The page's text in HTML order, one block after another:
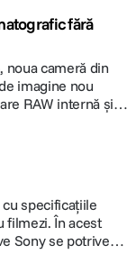
fără
noua cameră din
imagine nou
RAW internă și
specificațiile
filmezi. În acest
Sony se potrivesc